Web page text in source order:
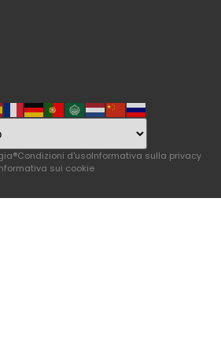
Condizioni d'usoInformativa sulla privacy
sui cookie